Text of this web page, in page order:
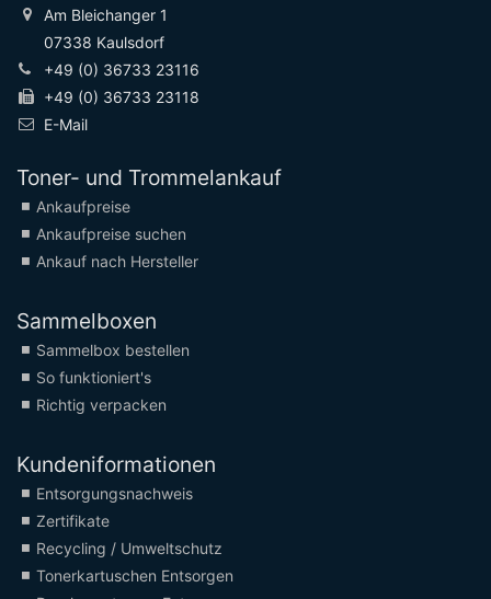
Am Bleichanger 1
07338 Kaulsdorf
+49 (0) 36733 23116
+49 (0) 36733 23118
E-Mail
Toner- und Trommelankauf
Ankaufpreise
Ankaufpreise suchen
Ankauf nach Hersteller
Sammelboxen
Sammelbox bestellen
So funktioniert's
Richtig verpacken
Kundeniformationen
Entsorgungsnachweis
Zertifikate
Recycling / Umweltschutz
Tonerkartuschen Entsorgen